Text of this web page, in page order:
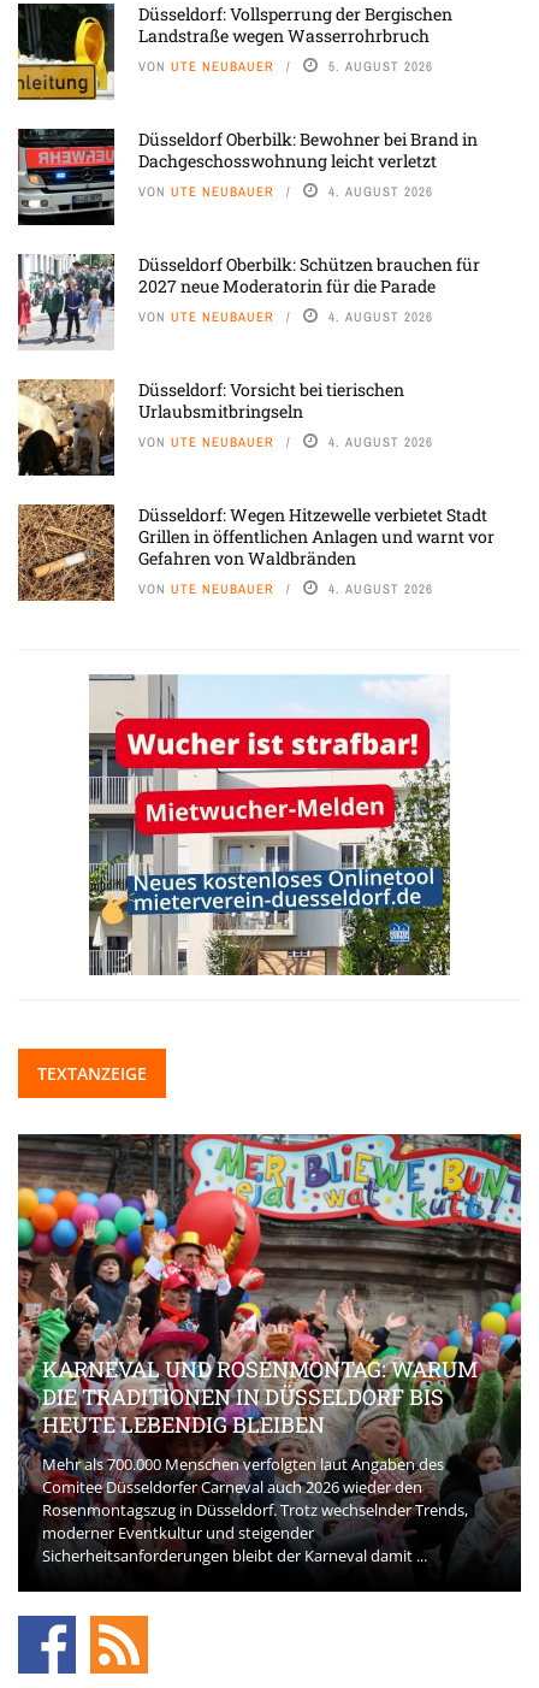
Düsseldorf: Vollsperrung der Bergischen
Landstraße wegen Wasserrohrbruch
VON UTE NEUBAUER 5. AUGUST 2026
Düsseldorf Oberbilk: Bewohner bei Brand in
Dachgeschosswohnung leicht verletzt
VON UTE NEUBAUER 4. AUGUST 2026
Düsseldorf Oberbilk: Schützen brauchen für
2027 neue Moderatorin für die Parade
VON UTE NEUBAUER 4. AUGUST 2026
Düsseldorf: Vorsicht bei tierischen
Urlaubsmitbringseln
VON UTE NEUBAUER 4. AUGUST 2026
Düsseldorf: Wegen Hitzewelle verbietet Stadt
Grillen in öffentlichen Anlagen und warnt vor
Gefahren von Waldbränden
VON UTE NEUBAUER 4. AUGUST 2026
TEXTANZEIGE
KARNEVAL UND ROSENMONTAG: WARUM
DIE TRADITIONEN IN DÜSSELDORF BIS
HEUTE LEBENDIG BLEIBEN
Mehr als 700.000 Menschen verfolgten laut Angaben des
Comitee Düsseldorfer Carneval auch 2026 wieder den
Rosenmontagszug in Düsseldorf. Trotz wechselnder Trends,
moderner Eventkultur und steigender
Sicherheitsanforderungen bleibt der Karneval damit ...